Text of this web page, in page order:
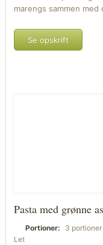
marengs sammen
Se opskrift
Pasta med grønne
Portioner: 3 portioner
Let